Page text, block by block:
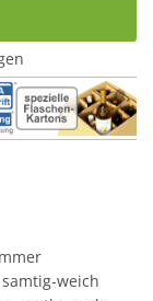
weich